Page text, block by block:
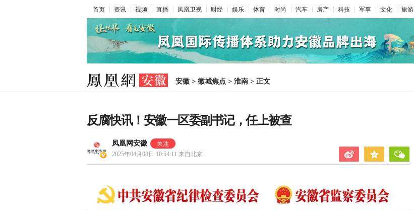
首页 资讯 视频 直播 凤凰卫视 财经 娱乐 体育 时尚 汽车 房产 科技 军事 文化 旅游
安徽 > 徽城焦点 > 淮南 > 正文
反腐快讯！安徽一区委副书记，任上被查
凤凰网安徽
2025年04月08日 10:54:11 来自北京